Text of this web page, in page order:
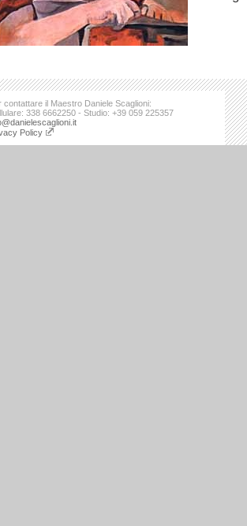
contattare il Maestro Daniele Scaglioni:
338 6662250 - Studio: +39 059 225357
Policy